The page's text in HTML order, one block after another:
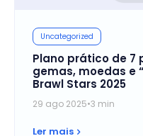
Uncategorized
Plano prático de 7
gemas, moedas e
Brawl Stars 2025
29 ago 2025•3 min
Ler mais